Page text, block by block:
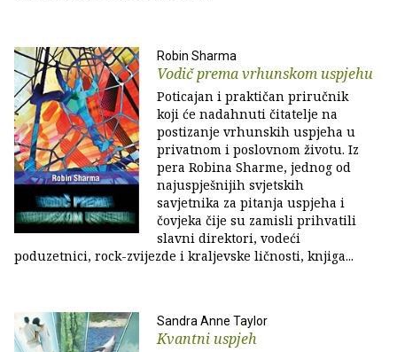
Robin Sharma
Vodič prema vrhunskom uspjehu
Poticajan i praktičan priručnik
koji će nadahnuti čitatelje na
postizanje vrhunskih uspjeha u
privatnom i poslovnom životu. Iz
pera Robina Sharme, jednog od
najuspješnijih svjetskih
savjetnika za pitanja uspjeha i
čovjeka čije su zamisli prihvatili
slavni direktori, vodeći
poduzetnici, rock-zvijezde i kraljevske ličnosti, knjiga...
Sandra Anne Taylor
Kvantni uspjeh